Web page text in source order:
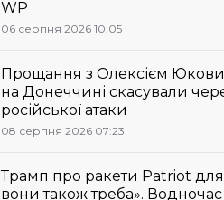
WP
06 серпня 2026 10:05
Прощання з Олексієм
на Донеччині скасували
російської атаки
08 серпня 2026 07:23
Трамп про ракети Patriot
вони також треба».